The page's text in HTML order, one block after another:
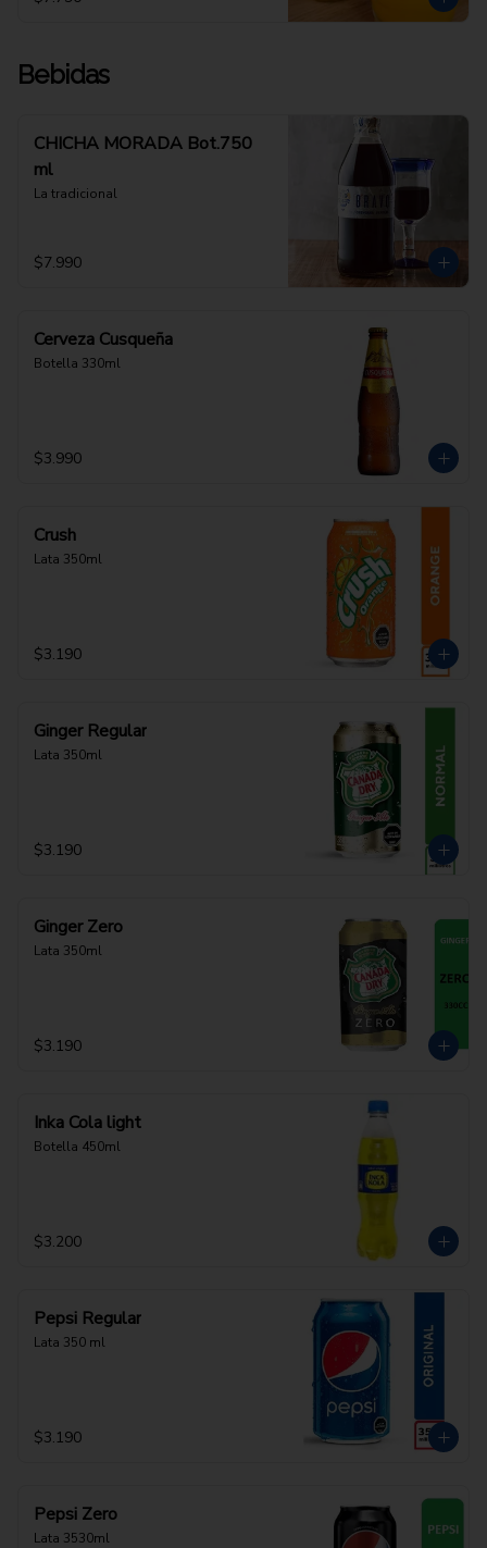
Bebidas
CHICHA MORADA Bot.750
ml
La tradicional
$7.990
Cerveza Cusqueña
Botella 330ml
$3.990
Crush
Lata 350ml
$3.190
Ginger Regular
Lata 350ml
$3.190
Ginger Zero
Lata 350ml
$3.190
Inka Cola light
Botella 450ml
$3.200
Pepsi Regular
Lata 350 ml
$3.190
Pepsi Zero
Lata 3530ml